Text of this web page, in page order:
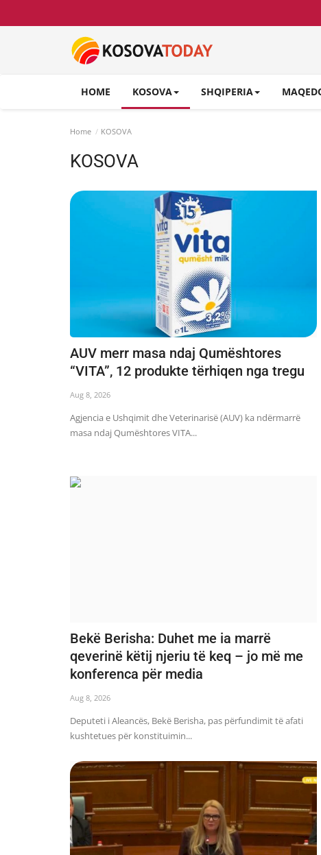
HOME KOSOVA SHQIPERIA
Home KOSOVA
KOSOVA
AUV merr masa ndaj Qumështores
“VITA”, 12 produkte tërhiqen nga tregu
Aug 8, 2026
Agjencia e Ushqimit dhe Veterinarisë (AUV) ka ndërmarrë
masa ndaj Qumështores VITA...
Bekë Berisha: Duhet me ia marrë
qeverinë këtij njeriu të keq – jo më me
konferenca për media
Aug 8, 2026
Deputeti i Aleancës, Bekë Berisha, pas përfundimit të afati
kushtetues për konstituimin...